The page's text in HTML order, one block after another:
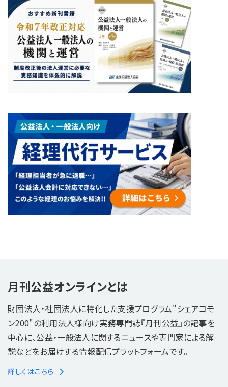
月刊公益オンラインとは
財団法人・社団法人に特化した支援プログラム"シェアコモ
ン200"の利用法人様向け実務専門誌『月刊公益』の記事を
中心に、公益・一般法人に関するニュースや専門家による解
説などをお届けする情報配信プラットフォームです。
詳しくはこちら